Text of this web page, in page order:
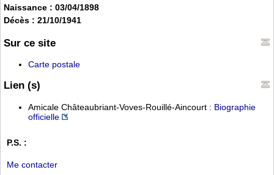
Naissance : 03/04/1898
Décès : 21/10/1941
Sur ce site
Carte postale
Lien (s)
Amicale Châteaubriant-Voves-Rouillé-Aincourt : Biographie
officielle
P.S. :
Me contacter